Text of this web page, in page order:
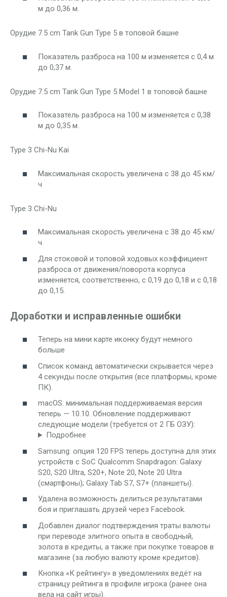
м до 0,36 м.
Орудие 7.5 cm Tank Gun Type 5 в топовой башне
Показатель разброса на 100 м изменяется с 0,4 м
до 0,37 м.
Орудие 7.5 cm Tank Gun Type 5 Model 1 в топовой башне
Показатель разброса на 100 м изменяется с 0,38
м до 0,35 м.
Type 3 Chi-Nu Kai
Максимальная скорость увеличена с 38 до 45 км/
ч
Type 3 Chi-Nu
Максимальная скорость увеличена с 38 до 45 км/
ч
Для стоковой и топовой ходовых коэффициент
разброса от движения/поворота корпуса
изменяется, соответственно, с 0,19 до 0,18 и с 0,18
до 0,15.
Доработки и исправленные ошибки
Теперь на мини карте иконку будут немного
больше
Список команд автоматически скрывается через
4 секунды после открытия (все платформы, кроме
ПК).
macOS: минимальная поддерживаемая версия
теперь — 10.10. Обновление поддерживают
следующие модели (требуется от 2 ГБ ОЗУ):
Подробнее
Samsung: опция 120 FPS теперь доступна для этих
устройств с SoC Qualcomm Snapdragon: Galaxy
S20, S20 Ultra, S20+, Note 20, Note 20 Ultra
(смартфоны); Galaxy Tab S7, S7+ (планшеты).
Удалена возможность делиться результатами
боя и приглашать друзей через Facebook.
Добавлен диалог подтверждения траты валюты
при переводе элитного опыта в свободный,
золота в кредиты, а также при покупке товаров в
магазине (за любую валюту кроме кредитов).
Кнопка «К рейтингу» в уведомлениях ведёт на
страницу рейтинга в профиле игрока (ранее она
вела на сайт игры).